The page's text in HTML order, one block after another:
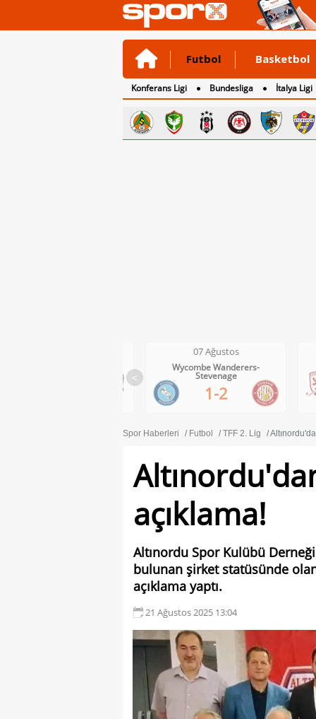
Futbol Basketbol
Konferans Ligi Bundesliga İtalya Ligi
2. Lig
3. Lig
<
07 Ağustos
Middlesbrough-Wrexham
1-0
Spor Haberleri Futbol TFF 2. Lig
açıklama!
Altınordu Spor Kulübü
bulunan şirket statüsünde
açıklama yaptı.
21 Ağustos 2025 13:04